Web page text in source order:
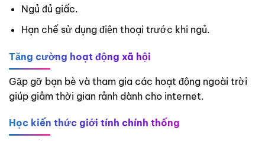
Ngủ đủ giấc.
Hạn chế sử dụng điện thoại trước khi ngủ.
Tăng cường hoạt động xã hội
Gặp gỡ bạn bè và tham gia các hoạt động ngoài trời
giúp giảm thời gian rảnh dành cho internet.
Học kiến thức giới tính chính thống